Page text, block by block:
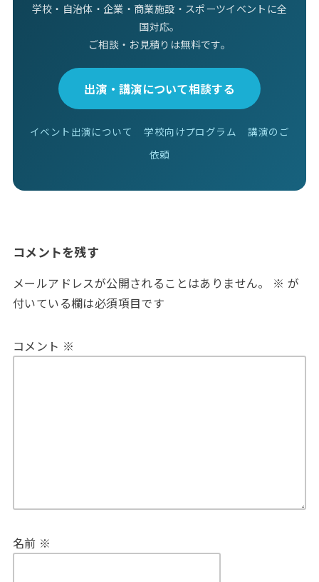
学校・自治体・企業・商業施設・スポーツイベントに全
国対応。
ご相談・お見積りは無料です。
出演・講演について相談する
イベント出演について 学校向けプログラム
講演のご
依頼
コメントを残す
メールアドレスが公開されることはありません。 ※ が
付いている欄は必須項目です
コメント ※
名前 ※